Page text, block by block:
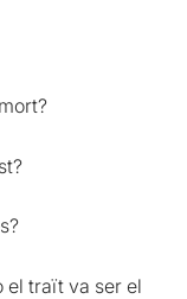
el traït va ser el